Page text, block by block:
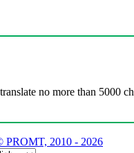
no more than 5000
PROMT, 2010 - 2026